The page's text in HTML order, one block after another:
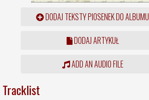
DODAJ TEKSTY PIOSENEK DO ALBUMU
DODAJ ARTYKUŁ
ADD AN AUDIO FILE
Tracklist